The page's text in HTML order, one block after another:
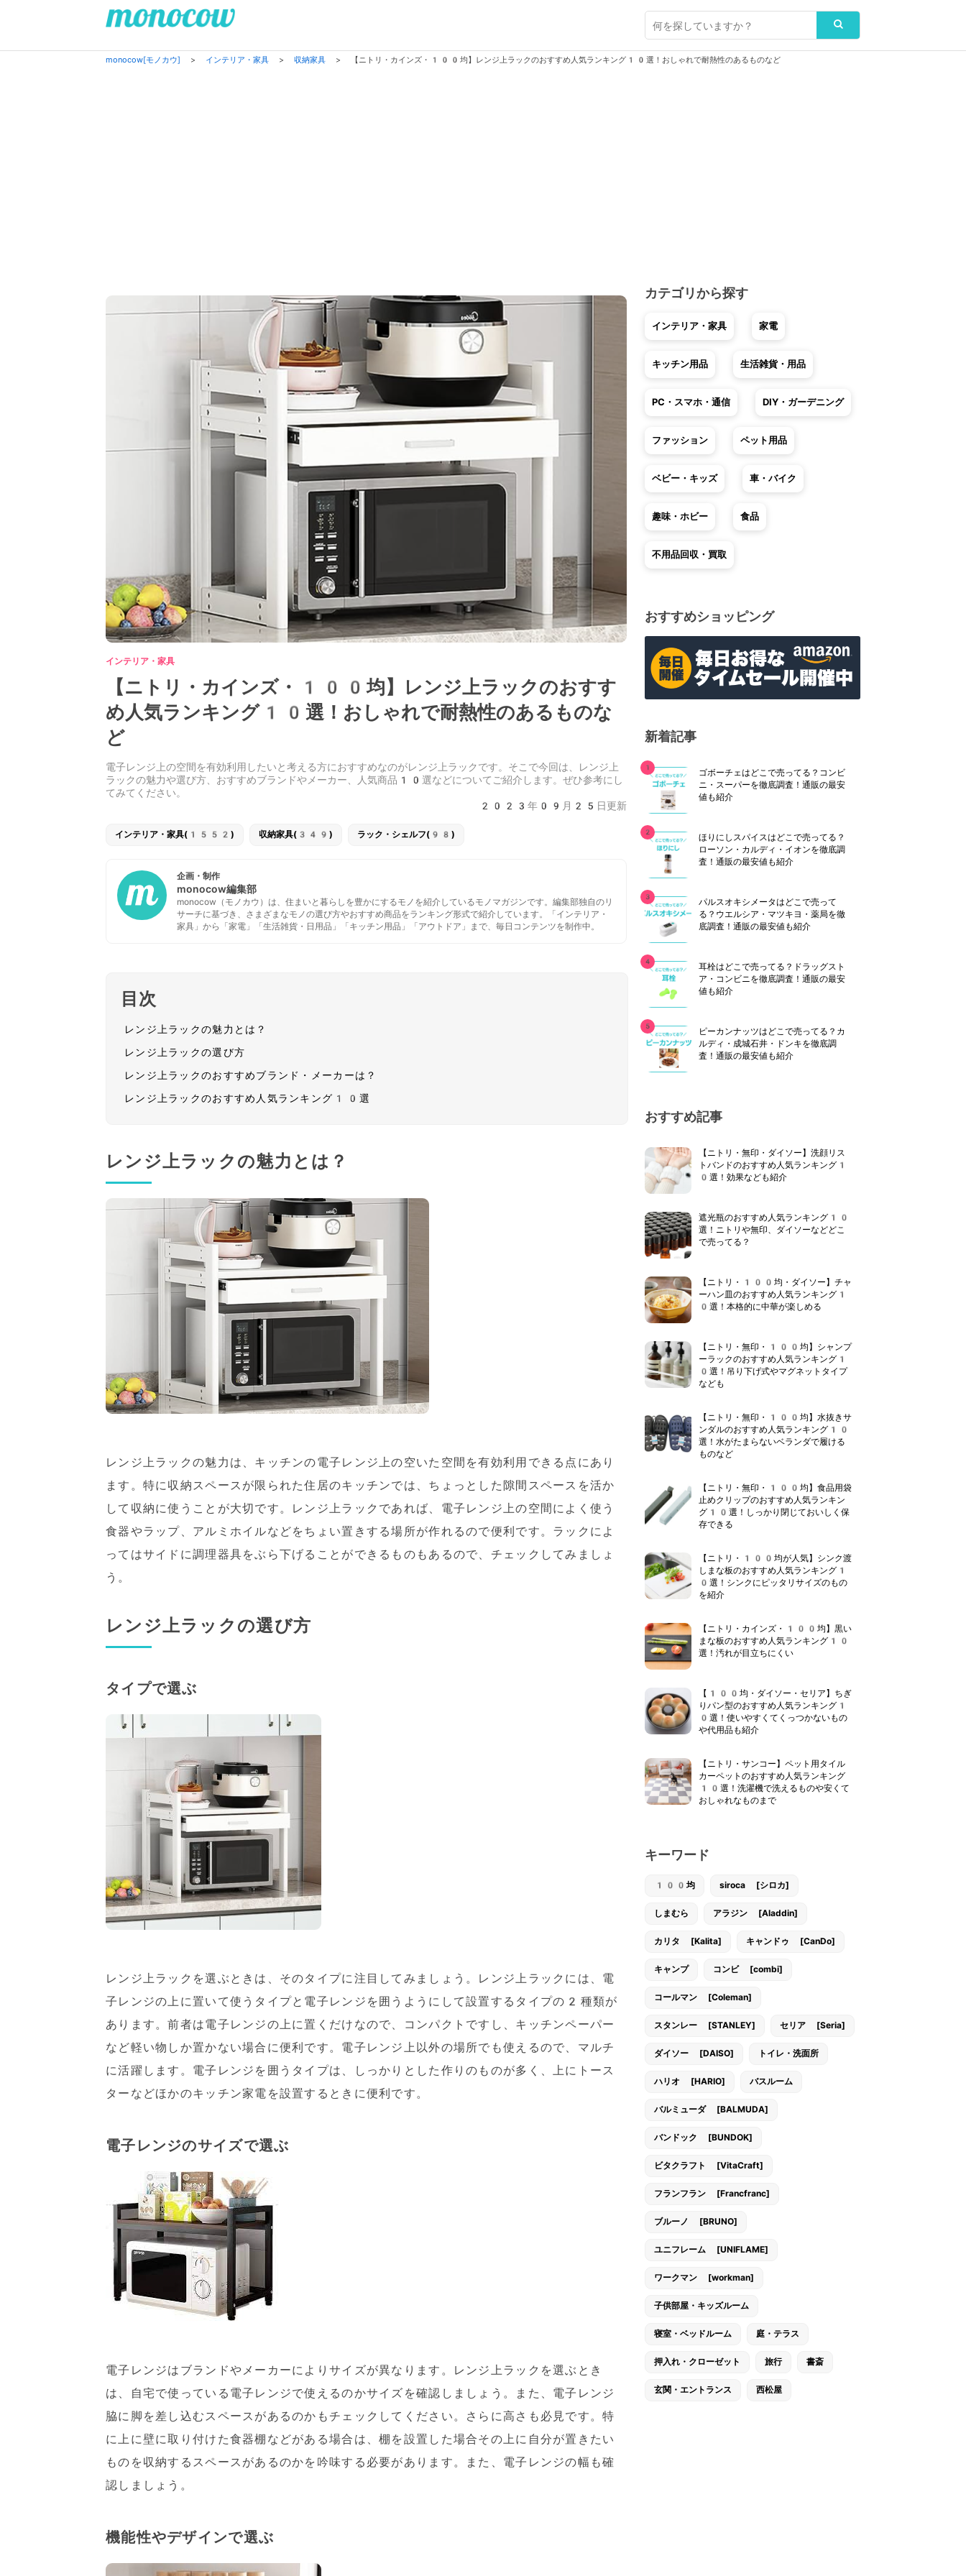
monocow[モノカウ] > インテリア・家具 > 収納家具 > 【ニトリ・カインズ・100均】レンジ上ラックのおすすめ人気ランキング10選！おしゃれで耐熱性のあるものなど
インテリア・家具
【ニトリ・カインズ・100均】レンジ上ラックのおすす
め人気ランキング10選！おしゃれで耐熱性のあるものな
ど
電子レンジ上の空間を有効利用したいと考える方におすすめなのがレンジ上ラックです。そこで今回は、レンジ上
ラックの魅力や選び方、おすすめブランドやメーカー、人気商品10選などについてご紹介します。ぜひ参考にし
てみてください。
2023年09月25日更新
インテリア・家具(1552) 収納家具(349) ラック・シェルフ(98)
企画・制作
monocow編集部
monocow（モノカウ）は、住まいと暮らしを豊かにするモノを紹介しているモノマガジンです。編集部独自のリ
サーチに基づき、さまざまなモノの選び方やおすすめ商品をランキング形式で紹介しています。「インテリア・
家具」から「家電」「生活雑貨・日用品」「キッチン用品」「アウトドア」まで、毎日コンテンツを制作中。
目次
レンジ上ラックの魅力とは？
レンジ上ラックの選び方
レンジ上ラックのおすすめブランド・メーカーは？
レンジ上ラックのおすすめ人気ランキング10選
レンジ上ラックの魅力とは？
レンジ上ラックの魅力は、キッチンの電子レンジ上の空いた空間を有効利用できる点にあり
ます。特に収納スペースが限られた住居のキッチンでは、ちょっとした隙間スペースを活か
して収納に使うことが大切です。レンジ上ラックであれば、電子レンジ上の空間によく使う
食器やラップ、アルミホイルなどをちょい置きする場所が作れるので便利です。ラックによ
ってはサイドに調理器具をぶら下げることができるものもあるので、チェックしてみましょ
う。
レンジ上ラックの選び方
タイプで選ぶ
レンジ上ラックを選ぶときは、そのタイプに注目してみましょう。レンジ上ラックには、電
子レンジの上に置いて使うタイプと電子レンジを囲うようにして設置するタイプの2種類が
あります。前者は電子レンジの上に置くだけなので、コンパクトですし、キッチンペーパー
など軽い物しか置かない場合に便利です。電子レンジ上以外の場所でも使えるので、マルチ
に活躍します。電子レンジを囲うタイプは、しっかりとした作りのものが多く、上にトース
ターなどほかのキッチン家電を設置するときに便利です。
電子レンジのサイズで選ぶ
電子レンジはブランドやメーカーによりサイズが異なります。レンジ上ラックを選ぶとき
は、自宅で使っている電子レンジで使えるのかサイズを確認しましょう。また、電子レンジ
脇に脚を差し込むスペースがあるのかもチェックしてください。さらに高さも必見です。特
に上に壁に取り付けた食器棚などがある場合は、棚を設置した場合その上に自分が置きたい
ものを収納するスペースがあるのかを吟味する必要があります。また、電子レンジの幅も確
認しましょう。
機能性やデザインで選ぶ
カテゴリから探す
インテリア・家具 家電
キッチン用品 生活雑貨・用品
PC・スマホ・通信 DIY・ガーデニング
ファッション ペット用品
ベビー・キッズ 車・バイク
趣味・ホビー 食品
不用品回収・買取
おすすめショッピング
新着記事
ゴボーチェはどこで売ってる？コンビ
ニ・スーパーを徹底調査！通販の最安
値も紹介
ほりにしスパイスはどこで売ってる？
ローソン・カルディ・イオンを徹底調
査！通販の最安値も紹介
パルスオキシメータはどこで売って
る？ウエルシア・マツキヨ・薬局を徹
底調査！通販の最安値も紹介
耳栓はどこで売ってる？ドラッグスト
ア・コンビニを徹底調査！通販の最安
値も紹介
ピーカンナッツはどこで売ってる？カ
ルディ・成城石井・ドンキを徹底調
査！通販の最安値も紹介
おすすめ記事
【ニトリ・無印・ダイソー】洗顔リス
トバンドのおすすめ人気ランキング1
0選！効果なども紹介
遮光瓶のおすすめ人気ランキング10
選！ニトリや無印、ダイソーなどどこ
で売ってる？
【ニトリ・100均・ダイソー】チャ
ーハン皿のおすすめ人気ランキング1
0選！本格的に中華が楽しめる
【ニトリ・無印・100均】シャンプ
ーラックのおすすめ人気ランキング1
0選！吊り下げ式やマグネットタイプ
なども
【ニトリ・無印・100均】水抜きサ
ンダルのおすすめ人気ランキング10
選！水がたまらないベランダで履ける
ものなど
【ニトリ・無印・100均】食品用袋
止めクリップのおすすめ人気ランキン
グ10選！しっかり閉じておいしく保
存できる
【ニトリ・100均が人気】シンク渡
しまな板のおすすめ人気ランキング1
0選！シンクにピッタリサイズのもの
を紹介
【ニトリ・カインズ・100均】黒い
まな板のおすすめ人気ランキング10
選！汚れが目立ちにくい
【100均・ダイソー・セリア】ちぎ
りパン型のおすすめ人気ランキング1
0選！使いやすくてくっつかないもの
や代用品も紹介
【ニトリ・サンコー】ペット用タイル
カーペットのおすすめ人気ランキング
10選！洗濯機で洗えるものや安くて
おしゃれなものまで
キーワード
100均 siroca [シロカ]
しまむら アラジン [Aladdin]
カリタ [Kalita] キャンドゥ [CanDo]
キャンプ コンビ [combi]
コールマン [Coleman]
スタンレー [STANLEY] セリア [Seria]
ダイソー [DAISO] トイレ・洗面所
ハリオ [HARIO] バスルーム
バルミューダ [BALMUDA]
バンドック [BUNDOK]
ビタクラフト [VitaCraft]
フランフラン [Francfranc]
ブルーノ [BRUNO]
ユニフレーム [UNIFLAME]
ワークマン [workman]
子供部屋・キッズルーム
寝室・ベッドルーム 庭・テラス
押入れ・クローゼット 旅行 書斎
玄関・エントランス 西松屋